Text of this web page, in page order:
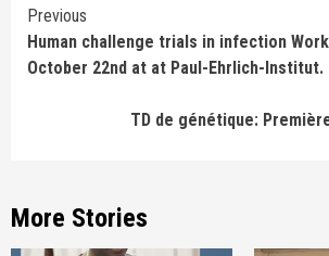
Continue
Reading
Previous
Human challenge trials in infection
October 22nd at at Paul-Ehrlich-Institut.
TD de génétique:
More Stories